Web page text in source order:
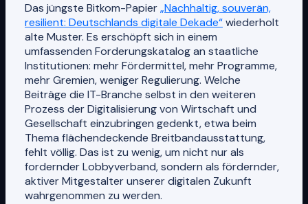
Das jüngste Bitkom-Papier„Nachhaltig, souverän,
resilient: Deutschlands digitale Dekade“wiederholt
alte Muster. Es erschöpft sich in einem
umfassenden Forderungskatalog an staatliche
Institutionen: mehr Fördermittel, mehr Programme,
mehr Gremien, weniger Regulierung. Welche
Beiträge die IT-Branche selbst in den weiteren
Prozess der Digitalisierung von Wirtschaft und
Gesellschaft einzubringen gedenkt, etwa beim
Thema flächendeckende Breitbandausstattung,
fehlt völlig. Das ist zu wenig, um nicht nur als
fordernder Lobbyverband, sondern als fördernder,
aktiver Mitgestalter unserer digitalen Zukunft
wahrgenommen zu werden.